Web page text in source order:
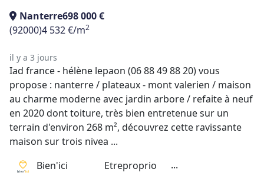
Nanterre698 000 €
(92000)4 532 €/m2
il y a 3 jours
Iad france - hélène lepaon (06 88 49 88 20) vous
propose : nanterre / plateaux - mont valerien / maison
au charme moderne avec jardin arbore / refaite à neuf
en 2020 dont toiture, très bien entretenue sur un
terrain d'environ 268 m², découvrez cette ravissante
maison sur trois nivea ...
Bien'ici
Etreproprio ...